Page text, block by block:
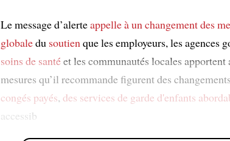
Le message d’alerteappelle àun changement des
globaledu soutienque les employeurs, les agences
soins de santéet les communautés locales
mesures qu’il recommande figurent des
congés payés, des services de garde d'enfants
accessib